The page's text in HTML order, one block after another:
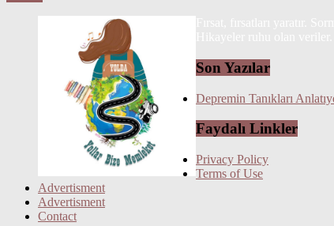
Son Yazılar
Depremin Tanıkları
Faydalı Linkler
Privacy Policy
Terms of Use
Advertisment
Advertisment
Contact